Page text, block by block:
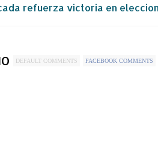
refuerza victoria en
DEFAULT COMMENTS FACEBOOK COMMENTS